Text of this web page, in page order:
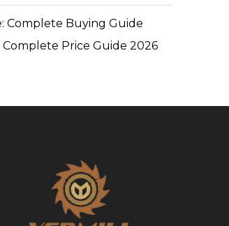
Complete Buying Guide
Price Guide 2026